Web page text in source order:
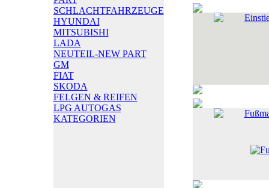
SCHLACHTFAHRZEUGE
HYUNDAI
MITSUBISHI
LADA
NEUTEIL-NEW PART
GM
FIAT
SKODA
FELGEN & REIFEN
LPG AUTOGAS
KATEGORIEN